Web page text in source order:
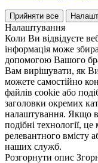
Прийняти все
Налаштування
Коли Ви відвідуєте
інформація може
допомогою Вашого
Вам вирішувати, як
можете самостійно
файлів cookie або
заголовки окремих
налаштування. Якщо
подібні технології,
релевантного вмісту
наших служб.
Розгорнути опис